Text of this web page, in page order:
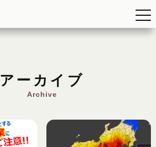
アーカイブ
Archive